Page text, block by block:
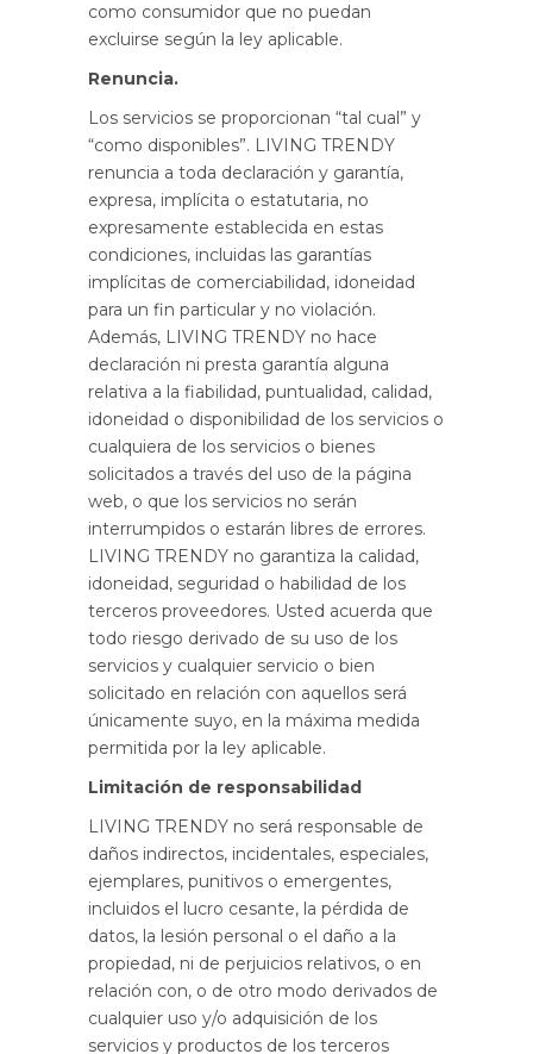
como consumidor que no puedan
excluirse según la ley aplicable.
Renuncia.
Los servicios se proporcionan “tal cual” y
“como disponibles”. LIVING TRENDY
renuncia a toda declaración y garantía,
expresa, implícita o estatutaria, no
expresamente establecida en estas
condiciones, incluidas las garantías
implícitas de comerciabilidad, idoneidad
para un fin particular y no violación.
Además, LIVING TRENDY no hace
declaración ni presta garantía alguna
relativa a la fiabilidad, puntualidad, calidad,
idoneidad o disponibilidad de los servicios o
cualquiera de los servicios o bienes
solicitados a través del uso de la página
web, o que los servicios no serán
interrumpidos o estarán libres de errores.
LIVING TRENDY no garantiza la calidad,
idoneidad, seguridad o habilidad de los
terceros proveedores. Usted acuerda que
todo riesgo derivado de su uso de los
servicios y cualquier servicio o bien
solicitado en relación con aquellos será
únicamente suyo, en la máxima medida
permitida por la ley aplicable.
Limitación de responsabilidad
LIVING TRENDY no será responsable de
daños indirectos, incidentales, especiales,
ejemplares, punitivos o emergentes,
incluidos el lucro cesante, la pérdida de
datos, la lesión personal o el daño a la
propiedad, ni de perjuicios relativos, o en
relación con, o de otro modo derivados de
cualquier uso y/o adquisición de los
servicios y productos de los terceros